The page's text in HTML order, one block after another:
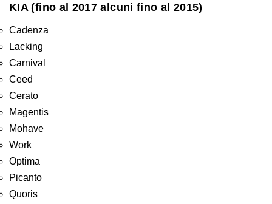
KIA (fino al 2017 alcuni fino al 2015)
Cadenza
Lacking
Carnival
Ceed
Cerato
Magentis
Mohave
Work
Optima
Picanto
Quoris